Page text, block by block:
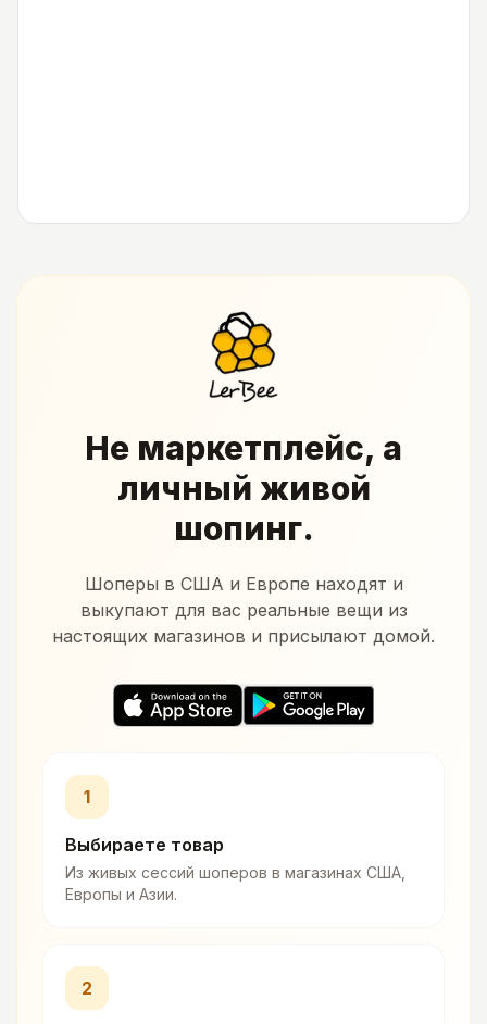
Не маркетплейс, а
личный живой
шопинг.
Шоперы в США и Европе находят и
выкупают для вас реальные вещи из
настоящих магазинов и присылают домой.
1
Выбираете товар
Из живых сессий шоперов в магазинах США,
Европы и Азии.
2